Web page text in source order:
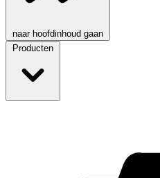
naar hoofdinhoud gaan
Producten